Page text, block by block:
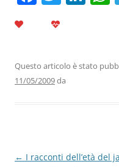
b
o
dI
Questo articolo è stato
11/05/2009da
Navigazione
← I racconti dell’età del